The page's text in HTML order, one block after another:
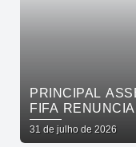
PRINCIPAL
FIFA
VENDA DE
UEFA
31 de julho de 2026